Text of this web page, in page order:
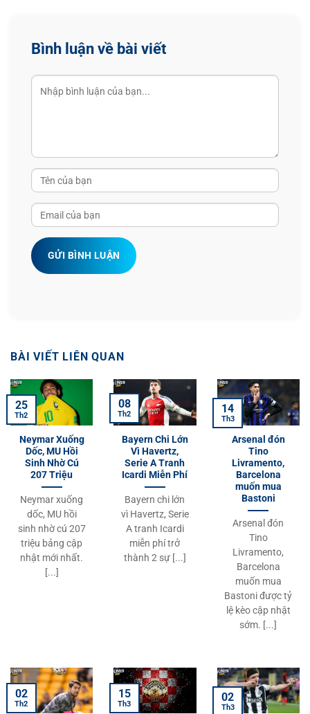
Bình luận về bài viết
GỬI BÌNH LUẬN
BÀI VIẾT LIÊN QUAN
Neymar Xuống
Dốc, MU Hồi
Sinh Nhờ Cú
207 Triệu
Neymar xuống
dốc, MU hồi
sinh nhờ cú 207
triệu bảng cập
nhật mới nhất.
[...]
25
Th2
Bayern Chi Lớn
Vì Havertz,
Serie A Tranh
Icardi Miễn Phí
Bayern chi lớn
vì Havertz, Serie
A tranh Icardi
miễn phí trở
thành 2 sự [...]
08
Th2
Arsenal đón
Tino
Livramento,
Barcelona
muốn mua
Bastoni
Arsenal đón
Tino
Livramento,
Barcelona
muốn mua
Bastoni được tỷ
lệ kèo cập nhật
sớm. [...]
14
Th3
02
Th2
15
Th3
02
Th3